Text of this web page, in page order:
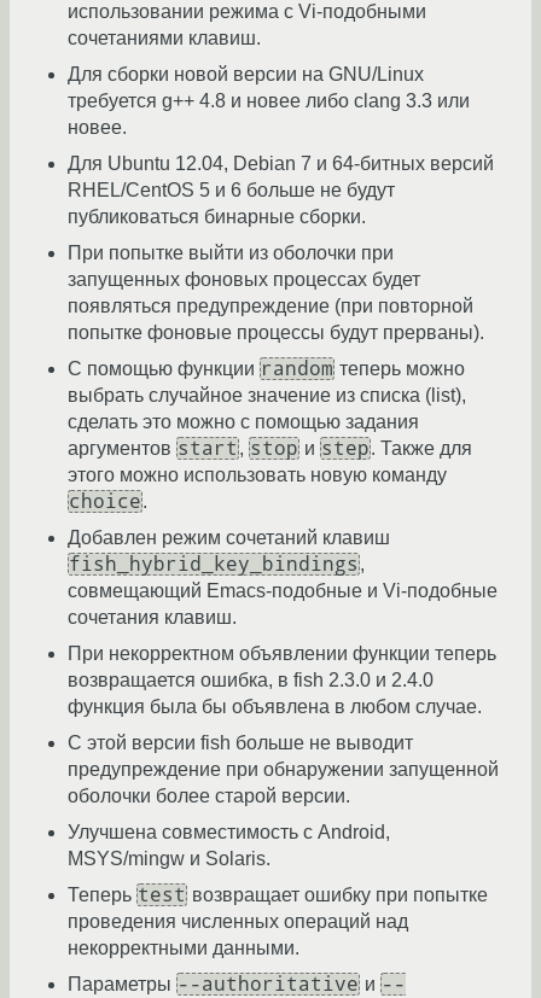
использовании режима с Vi-подобными
сочетаниями клавиш.
Для сборки новой версии на GNU/Linux
требуется g++ 4.8 и новее либо clang 3.3 или
новее.
Для Ubuntu 12.04, Debian 7 и 64-битных версий
RHEL/CentOS 5 и 6 больше не будут
публиковаться бинарные сборки.
При попытке выйти из оболочки при
запущенных фоновых процессах будет
появляться предупреждение (при повторной
попытке фоновые процессы будут прерваны).
С помощью функции random теперь можно
выбрать случайное значение из списка (list),
сделать это можно с помощью задания
аргументов start , stop и step. Также для
этого можно использовать новую команду
choice.
Добавлен режим сочетаний клавиш
fish_hybrid_key_bindings ,
совмещающий Emacs-подобные и Vi-подобные
сочетания клавиш.
При некорректном объявлении функции теперь
возвращается ошибка, в fish 2.3.0 и 2.4.0
функция была бы объявлена в любом случае.
С этой версии fish больше не выводит
предупреждение при обнаружении запущенной
оболочки более старой версии.
Улучшена совместимость с Android,
MSYS/mingw и Solaris.
Теперь test возвращает ошибку при попытке
проведения численных операций над
некорректными данными.
Параметры --authoritative и --